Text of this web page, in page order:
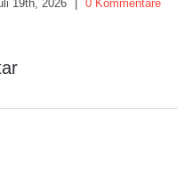
19th, 2026 0 Kommentare